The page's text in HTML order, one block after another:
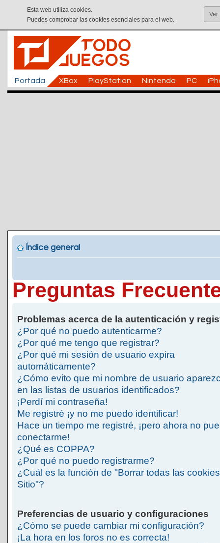
Esta web utiliza cookies.
Puedes comprobar las cookies esenciales para el web.
Ver
Portada XBox PlayStation Nintendo PC
Índice general
Preguntas
Problemas acerca de la autenticación y
¿Por qué no puedo autenticarme?
¿Por qué me tengo que registrar?
¿Por qué mi sesión de usuario expira
automáticamente?
¿Cómo evito que mi nombre de usuario
en las listas de usuarios identificados?
¡Perdí mi contraseña!
Me registré ¡y no me puedo identificar!
Hace un tiempo me registré, ¡pero ahora no
conectarme!
¿Qué es COPPA?
¿Por qué no puedo registrarme?
¿Cuál es la función de "Borrar todas las
Sitio"?
Preferencias de usuario y configuraciones
¿Cómo se puede cambiar mi configuración?
¡La hora en los foros no es correcta!